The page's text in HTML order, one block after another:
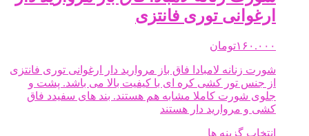
می
باشد.
است
در
صفحه
محصول
ارغوانی توری فانتزی
۱۶۰.۰۰۰تومان
شورت زنانه لامبادا فاق باز مروارید دار ارغوانی توری فانتزی
از جنس تور کشی کره ای با کیفیت بالا می باشد. پشت و
جلوی شورت کاملا مشابه هم هستند. بند های سفیدد فاق
کشی و مروارید دار هستند
انتخاب گزینه ها